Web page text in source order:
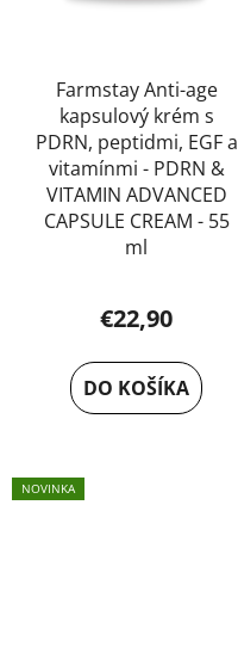
Farmstay Anti-age
kapsulový krém s
PDRN, peptidmi, EGF a
vitamínmi - PDRN &
VITAMIN ADVANCED
CAPSULE CREAM - 55
ml
€22,90
DO KOŠÍKA
NOVINKA